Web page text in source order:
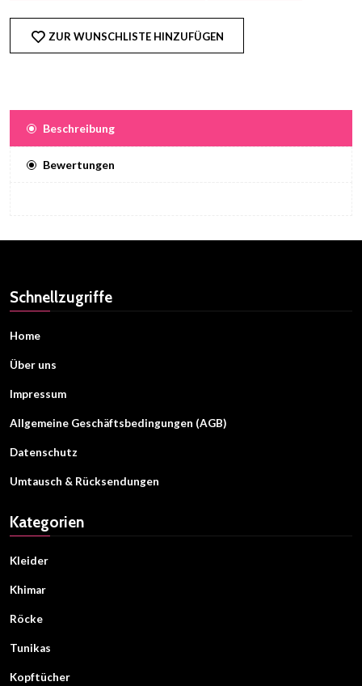
ZUR WUNSCHLISTE HINZUFÜGEN
Beschreibung
Bewertungen
Schnellzugriffe
Home
Über uns
Impressum
Allgemeine Geschäftsbedingungen (AGB)
Datenschutz
Umtausch & Rücksendungen
Kategorien
Kleider
Khimar
Röcke
Tunikas
Kopftücher